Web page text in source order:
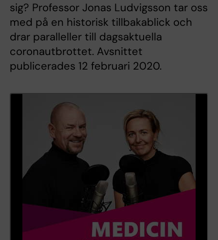
sig? Professor Jonas Ludvigsson tar oss
med på en historisk tillbakablick och
drar paralleller till dagsaktuella
coronautbrottet. Avsnittet
publicerades 12 februari 2020.